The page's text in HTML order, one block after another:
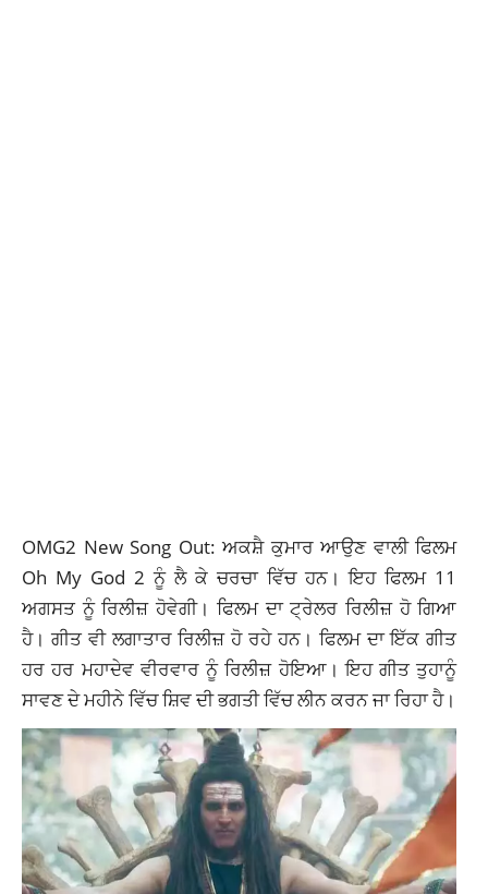
OMG2 New Song Out: ਅਕਸ਼ੈ ਕੁਮਾਰ ਆਉਣ ਵਾਲੀ ਫਿਲਮ
Oh My God 2 ਨੂੰ ਲੈ ਕੇ ਚਰਚਾ ਵਿੱਚ ਹਨ। ਇਹ ਫਿਲਮ 11
ਅਗਸਤ ਨੂੰ ਰਿਲੀਜ਼ ਹੋਵੇਗੀ। ਫਿਲਮ ਦਾ ਟ੍ਰੇਲਰ ਰਿਲੀਜ਼ ਹੋ ਗਿਆ
ਹੈ। ਗੀਤ ਵੀ ਲਗਾਤਾਰ ਰਿਲੀਜ਼ ਹੋ ਰਹੇ ਹਨ। ਫਿਲਮ ਦਾ ਇੱਕ ਗੀਤ
ਹਰ ਹਰ ਮਹਾਦੇਵ ਵੀਰਵਾਰ ਨੂੰ ਰਿਲੀਜ਼ ਹੋਇਆ। ਇਹ ਗੀਤ ਤੁਹਾਨੂੰ
ਸਾਵਣ ਦੇ ਮਹੀਨੇ ਵਿੱਚ ਸ਼ਿਵ ਦੀ ਭਗਤੀ ਵਿੱਚ ਲੀਨ ਕਰਨ ਜਾ ਰਿਹਾ ਹੈ।